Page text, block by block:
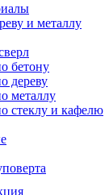
и металлу
бетону
дереву
металлу
стеклу и кафелю